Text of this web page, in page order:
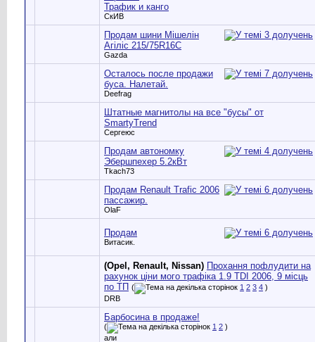
Трафик и канго
СкИВ
Продам шини Мішелін
Агіліс 215/75R16C
Gazda
Осталось после продажи
буса. Налетай.
Deefrag
Штатные магнитолы на все "бусы" от
SmartyTrend
Сергеюс
Продам автономку
Эбершпехер 5.2кВт
Tkach73
Продам Renault Trafic 2006
пассажир.
OlaF
Продам
Витасик.
(Opel, Renault, Nissan) Прохання пофлудити на
рахунок ціни мого трафіка 1.9 TDI 2006, 9 місць
по ТП ( 1 2 3 4 )
DRB
Барбосина в продаже!
( 1 2 )
али